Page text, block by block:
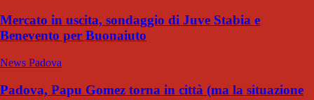
Mercato in uscita, sondaggio di Juve Stabia e
Benevento per Buonaiuto
News Padova
Padova, Papu Gomez torna in città (ma la situazione